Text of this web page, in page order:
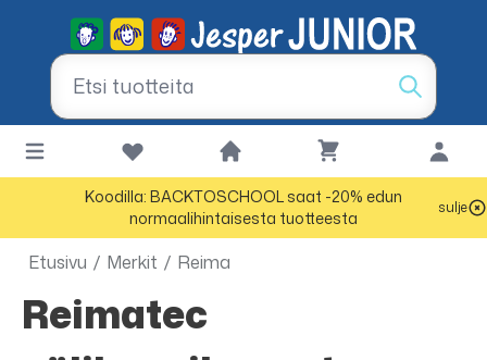
Koodilla: BACKTOSCHOOL saat -20% edun
normaalihintaisesta tuotteesta
sulje
Etusivu / Merkit / Reima
Reimatec